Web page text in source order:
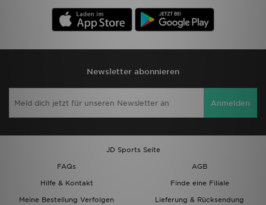
Newsletter abonnieren
Anmelden
JD Sports Seite
FAQs
AGB
Hilfe & Kontakt
Finde eine Filiale
Meine Bestellung Verfolgen
Lieferung & Rücksendung